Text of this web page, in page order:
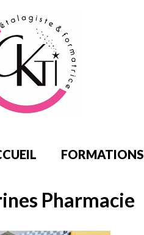
FORMATIONS
Pharmacie